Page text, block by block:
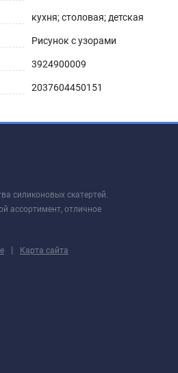
кухня; столовая; детская
Рисунок с узорами
3924900009
2037604450151
силиконовых скатертей.
ассортимент, отличное
| Карта сайта